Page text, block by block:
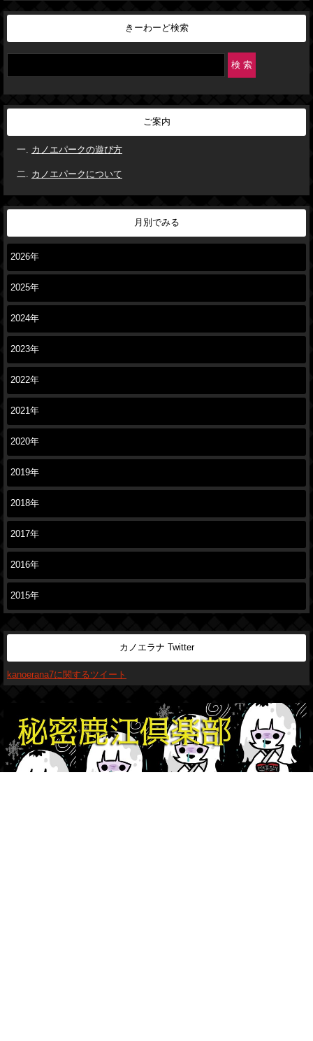
きーわーど検索
ご案内
カノエパークの遊び方
カノエパークについて
月別でみる
2026年
2025年
2024年
2023年
2022年
2021年
2020年
2019年
2018年
2017年
2016年
2015年
カノエラナ Twitter
kanoerana7に関するツイート